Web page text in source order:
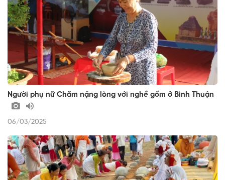
Người phụ nữ Chăm nặng lòng với nghề gốm ở Bình Thuận
06/03/2025